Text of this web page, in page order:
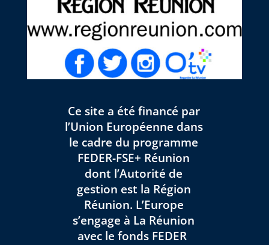
Ce site a été financé par
l’Union Européenne dans
le cadre du programme
FEDER-FSE+ Réunion
dont l’Autorité de
gestion est la Région
Réunion. L’Europe
s’engage à La Réunion
avec le fonds FEDER